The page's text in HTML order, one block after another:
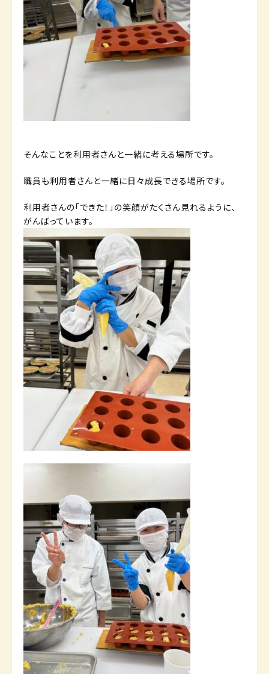
そんなことを利用者さんと一緒に考える場所です。
職員も利用者さんと一緒に日々成長できる場所です。
利用者さんの「できた！」の笑顔がたくさん見れるように、
がんばっています。